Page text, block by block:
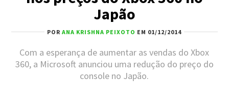
Japão
PORANA KRISHNA PEIXOTO EM 01/12/2014
Com a esperança de aumentar as vendas do Xbox
360, a Microsoft anunciou uma redução do preço do
console no Japão.